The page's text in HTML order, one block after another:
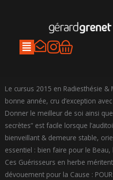
I
n
t
a
g
r
a
m
Panier
Le cursus 2015 en Radiesthésie
bonne année, cru d’exception
Donner le meilleur de soi ainsi
secrètes” est facile lorsque
bienveillant & demeure stable,
essentiel : bien faire pour le Beau,
Ces Guérisseurs en herbe
dévouement pour la Cause : POUR